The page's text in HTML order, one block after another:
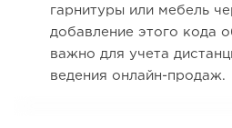
гарнитуры или мебель
добавление этого кода
важно для учета
ведения онлайн-продаж.